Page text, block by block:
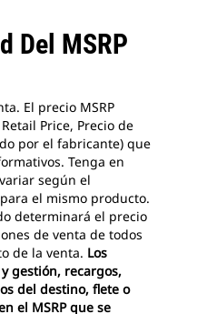
Del MSRP
El precio MSRP
Price, Precio de
por el fabricante) que
Tenga en
según el
el mismo producto.
determinará el precio
de venta de todos
de la venta. Los
gestión, recargos,
del destino, flete o
el MSRP que se